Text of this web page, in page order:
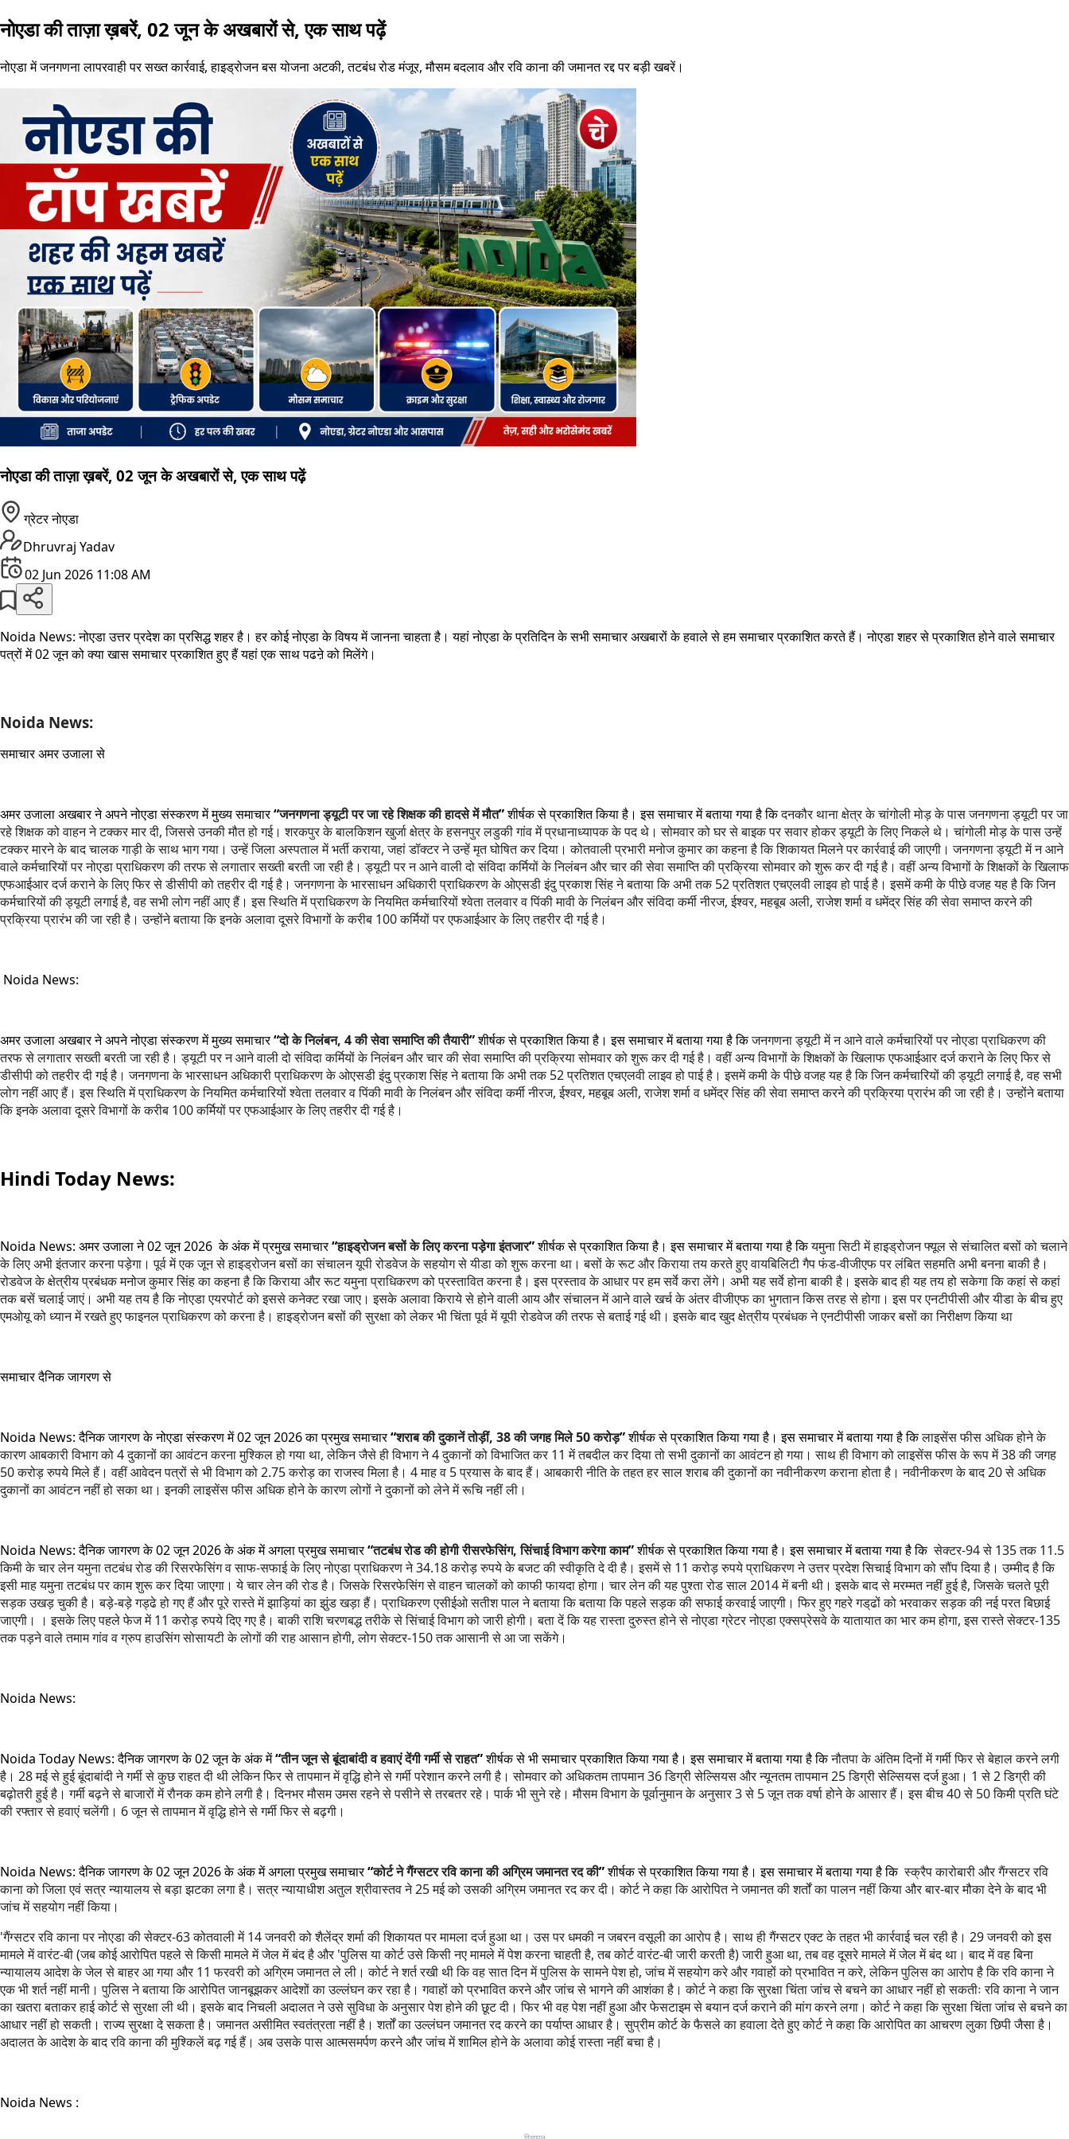
नोएडा की ताज़ा ख़बरें, 02 जून के अखबारों से, एक साथ पढ़ें
नोएडा में जनगणना लापरवाही पर सख्त कार्रवाई, हाइड्रोजन बस योजना अटकी, तटबंध रोड मंजूर, मौसम बदलाव और रवि काना की जमानत रद्द पर बड़ी खबरें।
नोएडा की ताज़ा ख़बरें, 02 जून के अखबारों से, एक साथ पढ़ें
ग्रेटर नोएडा
Dhruvraj Yadav
02 Jun 2026 11:08 AM
Noida News: नोएडा उत्तर प्रदेश का प्रसिद्ध शहर है। हर कोई नोएडा के विषय में जानना चाहता है। यहां नोएडा के प्रतिदिन के सभी समाचार अखबारों के हवाले से हम समाचार प्रकाशित करते हैं। नोएडा शहर से प्रकाशित होने वाले समाचार
पत्रों में 02 जून को क्या खास समाचार प्रकाशित हुए हैं यहां एक साथ पढऩे को मिलेंगे।
Noida News:
समाचार अमर उजाला से
अमर उजाला अखबार ने अपने नोएडा संस्करण में मुख्य समाचार“जनगणना ड्यूटी पर जा रहे शिक्षक की हादसे में मौत”शीर्षक से प्रकाशित किया है। इस समाचार में बताया गया है किदनकौर थाना क्षेत्र के चांगोली मोड़ के पास जनगणना ड्यूटी पर जा
रहे शिक्षक को वाहन ने टक्कर मार दी, जिससे उनकी मौत हो गई। शरकपुर के बालकिशन खुर्जा क्षेत्र के हसनपुर लडुकी गांव में प्रधानाध्यापक के पद थे। सोमवार को घर से बाइक पर सवार होकर ड्यूटी के लिए निकले थे। चांगोली मोड़ के पास उन्हें
टक्कर मारने के बाद चालक गाड़ी के साथ भाग गया। उन्हें जिला अस्पताल में भर्ती कराया, जहां डॉक्टर ने उन्हें मृत घोषित कर दिया। कोतवाली प्रभारी मनोज कुमार का कहना है कि शिकायत मिलने पर कार्रवाई की जाएगी। जनगणना ड्यूटी में न आने
वाले कर्मचारियों पर नोएडा प्राधिकरण की तरफ से लगातार सख्ती बरती जा रही है। ड्यूटी पर न आने वाली दो संविदा कर्मियों के निलंबन और चार की सेवा समाप्ति की प्रक्रिया सोमवार को शुरू कर दी गई है। वहीं अन्य विभागों के शिक्षकों के खिलाफ
एफआईआर दर्ज कराने के लिए फिर से डीसीपी को तहरीर दी गई है। जनगणना के भारसाधन अधिकारी प्राधिकरण के ओएसडी इंदु प्रकाश सिंह ने बताया कि अभी तक 52 प्रतिशत एचएलवी लाइव हो पाई है। इसमें कमी के पीछे वजह यह है कि जिन
कर्मचारियों की ड्यूटी लगाई है, वह सभी लोग नहीं आए हैं। इस स्थिति में प्राधिकरण के नियमित कर्मचारियों श्वेता तलवार व पिंकी मावी के निलंबन और संविदा कर्मी नीरज, ईश्वर, महबूब अली, राजेश शर्मा व धमेंद्र सिंह की सेवा समाप्त करने की
प्रक्रिया प्रारंभ की जा रही है। उन्होंने बताया कि इनके अलावा दूसरे विभागों के करीब 100 कर्मियों पर एफआईआर के लिए तहरीर दी गई है।
Noida News:
अमर उजाला अखबार ने अपने नोएडा संस्करण में मुख्य समाचार“दो के निलंबन, 4 की सेवा समाप्ति की तैयारी”शीर्षक से प्रकाशित किया है। इस समाचार में बताया गया है किजनगणना ड्यूटी में न आने वाले कर्मचारियों पर नोएडा प्राधिकरण की
तरफ से लगातार सख्ती बरती जा रही है। ड्यूटी पर न आने वाली दो संविदा कर्मियों के निलंबन और चार की सेवा समाप्ति की प्रक्रिया सोमवार को शुरू कर दी गई है। वहीं अन्य विभागों के शिक्षकों के खिलाफ एफआईआर दर्ज कराने के लिए फिर से
डीसीपी को तहरीर दी गई है। जनगणना के भारसाधन अधिकारी प्राधिकरण के ओएसडी इंदु प्रकाश सिंह ने बताया कि अभी तक 52 प्रतिशत एचएलवी लाइव हो पाई है। इसमें कमी के पीछे वजह यह है कि जिन कर्मचारियों की ड्यूटी लगाई है, वह सभी
लोग नहीं आए हैं। इस स्थिति में प्राधिकरण के नियमित कर्मचारियों श्वेता तलवार व पिंकी मावी के निलंबन और संविदा कर्मी नीरज, ईश्वर, महबूब अली, राजेश शर्मा व धमेंद्र सिंह की सेवा समाप्त करने की प्रक्रिया प्रारंभ की जा रही है। उन्होंने बताया
कि इनके अलावा दूसरे विभागों के करीब 100 कर्मियों पर एफआईआर के लिए तहरीर दी गई है।
Hindi Today News:
Noida News: अमर उजाला ने 02 जून 2026 के अंक में प्रमुख समाचार“हाइड्रोजन बसों के लिए करना पड़ेगा इंतजार”शीर्षक से प्रकाशित किया है। इस समाचार में बताया गया है कियमुना सिटी में हाइड्रोजन फ्यूल से संचालित बसों को चलाने
के लिए अभी इंतजार करना पड़ेगा। पूर्व में एक जून से हाइड्रोजन बसों का संचालन यूपी रोडवेज के सहयोग से यीडा को शुरू करना था। बसों के रूट और किराया तय करते हुए वायबिलिटी गैप फंड-वीजीएफ पर लंबित सहमति अभी बनना बाकी है।
रोडवेज के क्षेत्रीय प्रबंधक मनोज कुमार सिंह का कहना है कि किराया और रूट यमुना प्राधिकरण को प्रस्तावित करना है। इस प्रस्ताव के आधार पर हम सर्वे करा लेंगे। अभी यह सर्वे होना बाकी है। इसके बाद ही यह तय हो सकेगा कि कहां से कहां
तक बसें चलाई जाएं। अभी यह तय है कि नोएडा एयरपोर्ट को इससे कनेक्ट रखा जाए। इसके अलावा किराये से होने वाली आय और संचालन में आने वाले खर्च के अंतर वीजीएफ का भुगतान किस तरह से होगा। इस पर एनटीपीसी और यीडा के बीच हुए
एमओयू को ध्यान में रखते हुए फाइनल प्राधिकरण को करना है। हाइड्रोजन बसों की सुरक्षा को लेकर भी चिंता पूर्व में यूपी रोडवेज की तरफ से बताई गई थी। इसके बाद खुद क्षेत्रीय प्रबंधक ने एनटीपीसी जाकर बसों का निरीक्षण किया था
समाचार दैनिक जागरण से
Noida News: दैनिक जागरण के नोएडा संस्करण में 02 जून 2026 का प्रमुख समाचार“शराब की दुकानें तोड़ीं, 38 की जगह मिले 50 करोड़”शीर्षक से प्रकाशित किया गया है। इस समाचार में बताया गया है किलाइसेंस फीस अधिक होने के
कारण आबकारी विभाग को 4 दुकानों का आवंटन करना मुश्किल हो गया था, लेकिन जैसे ही विभाग ने 4 दुकानों को विभाजित कर 11 में तबदील कर दिया तो सभी दुकानों का आवंटन हो गया। साथ ही विभाग को लाइसेंस फीस के रूप में 38 की जगह
50 करोड़ रुपये मिले हैं। वहीं आवेदन पत्रों से भी विभाग को 2.75 करोड़ का राजस्व मिला है। 4 माह व 5 प्रयास के बाद हैं। आबकारी नीति के तहत हर साल शराब की दुकानों का नवीनीकरण कराना होता है। नवीनीकरण के बाद 20 से अधिक
दुकानों का आवंटन नहीं हो सका था। इनकी लाइसेंस फीस अधिक होने के कारण लोगों ने दुकानों को लेने में रूचि नहीं ली।
Noida News: दैनिक जागरण के 02 जून 2026 के अंक में अगला प्रमुख समाचार“तटबंध रोड की होगी रीसरफेसिंग, सिंचाई विभाग करेगा काम”शीर्षक से प्रकाशित किया गया है। इस समाचार में बताया गया है किसेक्टर-94 से 135 तक 11.5
किमी के चार लेन यमुना तटबंध रोड की रिसरफेसिंग व साफ-सफाई के लिए नोएडा प्राधिकरण ने 34.18 करोड़ रुपये के बजट की स्वीकृति दे दी है। इसमें से 11 करोड़ रुपये प्राधिकरण ने उत्तर प्रदेश सिचाई विभाग को सौंप दिया है। उम्मीद है कि
इसी माह यमुना तटबंध पर काम शुरू कर दिया जाएगा। ये चार लेन की रोड है। जिसके रिसरफेसिंग से वाहन चालकों को काफी फायदा होगा। चार लेन की यह पुश्ता रोड साल 2014 में बनी थी। इसके बाद से मरम्मत नहीं हुई है, जिसके चलते पूरी
सड़क उखड़ चुकी है। बड़े-बड़े गड्ढे हो गए हैं और पूरे रास्ते में झाड़ियां का झुंड खड़ा हैं। प्राधिकरण एसीईओ सतीश पाल ने बताया कि बताया कि पहले सड़क की सफाई करवाई जाएगी। फिर हुए गहरे गड्‌ढों को भरवाकर सड़क की नई परत बिछाई
जाएगी। । इसके लिए पहले फेज में 11 करोड़ रुपये दिए गए है। बाकी राशि चरणबद्ध तरीके से सिंचाई विभाग को जारी होगी। बता दें कि यह रास्ता दुरुस्त होने से नोएडा ग्रेटर नोएडा एक्सप्रेसवे के यातायात का भार कम होगा, इस रास्ते सेक्टर-135
तक पड़ने वाले तमाम गांव व ग्रुप हाउसिंग सोसायटी के लोगों की राह आसान होगी, लोग सेक्टर-150 तक आसानी से आ जा सकेंगे।
Noida News:
Noida Today News: दैनिक जागरण के 02 जून के अंक में“तीन जून से बूंदाबांदी व हवाएं देंगी गर्मी से राहत”शीर्षक से भी समाचार प्रकाशित किया गया है। इस समाचार में बताया गया है किनौतपा के अंतिम दिनों में गर्मी फिर से बेहाल करने लगी
है। 28 मई से हुई बूंदाबांदी ने गर्मी से कुछ राहत दी थी लेकिन फिर से तापमान में वृद्धि होने से गर्मी परेशान करने लगी है। सोमवार को अधिकतम तापमान 36 डिग्री सेल्सियस और न्यूनतम तापमान 25 डिग्री सेल्सियस दर्ज हुआ। 1 से 2 डिग्री की
बढ़ोतरी हुई है। गर्मी बढ़ने से बाजारों में रौनक कम होने लगी है। दिनभर मौसम उमस रहने से पसीने से तरबतर रहे। पार्क भी सुने रहे। मौसम विभाग के पूर्वानुमान के अनुसार 3 से 5 जून तक वर्षा होने के आसार हैं। इस बीच 40 से 50 किमी प्रति घंटे
की रफ्तार से हवाएं चलेंगी। 6 जून से तापमान में वृद्धि होने से गर्मी फिर से बढ़गी।
Noida News: दैनिक जागरण के 02 जून 2026 के अंक में अगला प्रमुख समाचार“कोर्ट ने गैंग्सटर रवि काना की अग्रिम जमानत रद की”शीर्षक से प्रकाशित किया गया है। इस समाचार में बताया गया है किस्क्रैप कारोबारी और गैंग्सटर रवि
काना को जिला एवं सत्र न्यायालय से बड़ा झटका लगा है। सत्र न्यायाधीश अतुल श्रीवास्तव ने 25 मई को उसकी अग्रिम जमानत रद कर दी। कोर्ट ने कहा कि आरोपित ने जमानत की शर्तों का पालन नहीं किया और बार-बार मौका देने के बाद भी
जांच में सहयोग नहीं किया।
'गैंग्सटर रवि काना पर नोएडा की सेक्टर-63 कोतवाली में 14 जनवरी को शैलेंद्र शर्मा की शिकायत पर मामला दर्ज हुआ था। उस पर धमकी न जबरन वसूली का आरोप है। साथ ही गैंग्सटर एक्ट के तहत भी कार्रवाई चल रही है। 29 जनवरी को इस
मामले में वारंट-बी (जब कोई आरोपित पहले से किसी मामले में जेल में बंद है और 'पुलिस या कोर्ट उसे किसी नए मामले में पेश करना चाहती है, तब कोर्ट वारंट-बी जारी करती है) जारी हुआ था, तब वह दूसरे मामले में जेल में बंद था। बाद में वह बिना
न्यायालय आदेश के जेल से बाहर आ गया और 11 फरवरी को अग्रिम जमानत ले ली। कोर्ट ने शर्त रखी थी कि वह सात दिन में पुलिस के सामने पेश हो, जांच में सहयोग करे और गवाहों को प्रभावित न करे, लेकिन पुलिस का आरोप है कि रवि काना ने
एक भी शर्त नहीं मानी। पुलिस ने बताया कि आरोपित जानबूझकर आदेशों का उल्लंघन कर रहा है। गवाहों को प्रभावित करने और जांच से भागने की आशंका है। कोर्ट ने कहा कि सुरक्षा चिंता जांच से बचने का आधार नहीं हो सकतीः रवि काना ने जान
का खतरा बताकर हाई कोर्ट से सुरक्षा ली थी। इसके बाद निचली अदालत ने उसे सुविधा के अनुसार पेश होने की छूट दी। फिर भी वह पेश नहीं हुआ और फेसटाइम से बयान दर्ज कराने की मांग करने लगा। कोर्ट ने कहा कि सुरक्षा चिंता जांच से बचने का
आधार नहीं हो सकती। राज्य सुरक्षा दे सकता है। जमानत असीमित स्वतंत्रता नहीं है। शर्तों का उल्लंघन जमानत रद करने का पर्याप्त आधार है। सुप्रीम कोर्ट के फैसले का हवाला देते हुए कोर्ट ने कहा कि आरोपित का आचरण लुका छिपी जैसा है।
अदालत के आदेश के बाद रवि काना की मुश्किलें बढ़ गई हैं। अब उसके पास आत्मसमर्पण करने और जांच में शामिल होने के अलावा कोई रास्ता नहीं बचा है।
Noida News :